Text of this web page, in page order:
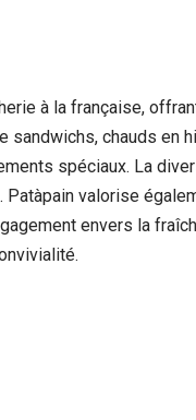
à la française,
sandwichs, chauds
spéciaux. La
valorise
envers la